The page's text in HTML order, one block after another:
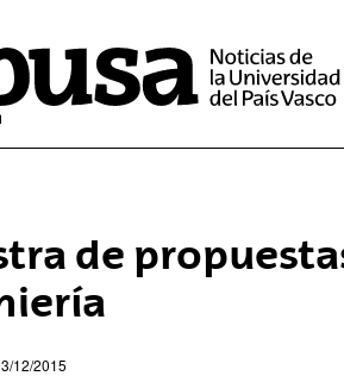
de
12/2015